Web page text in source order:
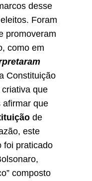
desse
Foram
promoveram
como em
Constituição
que
afirmar que
de
este
foi praticado
composto